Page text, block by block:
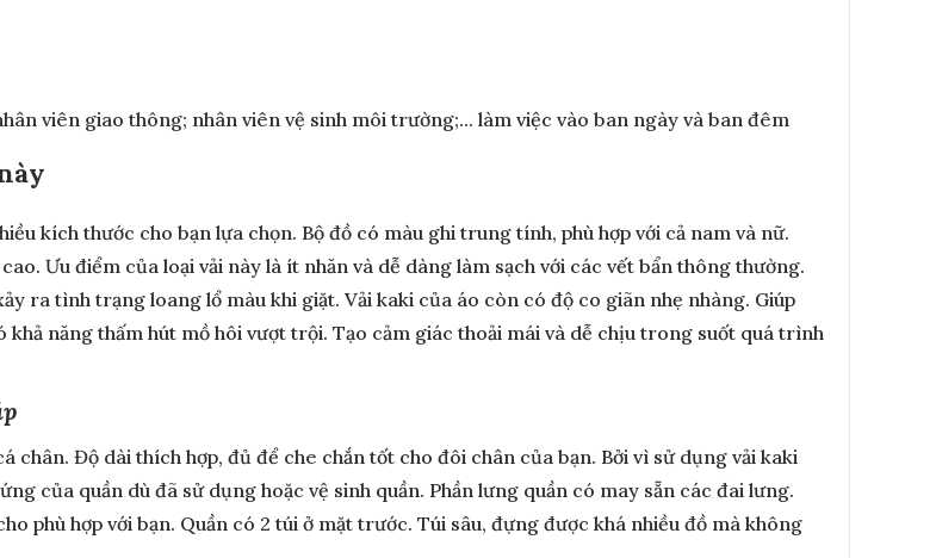
viên giao thông; nhân viên vệ sinh môi trường;... làm việc vào ban ngày và ban đêm
kích thước cho bạn lựa chọn. Bộ đồ có màu ghi trung tính, phù hợp với cả nam và nữ.
Ưu điểm của loại vải này là ít nhăn và dễ dàng làm sạch với các vết bẩn thông thường.
ra tình trạng loang lổ màu khi giặt. Vải kaki của áo còn có độ co giãn nhẹ nhàng. Giúp
năng thấm hút mồ hôi vượt trội. Tạo cảm giác thoải mái và dễ chịu trong suốt quá trình
chân. Độ dài thích hợp, đủ để che chắn tốt cho đôi chân của bạn. Bởi vì sử dụng vải kaki
của quần dù đã sử dụng hoặc vệ sinh quần. Phần lưng quần có may sẵn các đai lưng.
phù hợp với bạn. Quần có 2 túi ở mặt trước. Túi sâu, đựng được khá nhiều đồ mà không